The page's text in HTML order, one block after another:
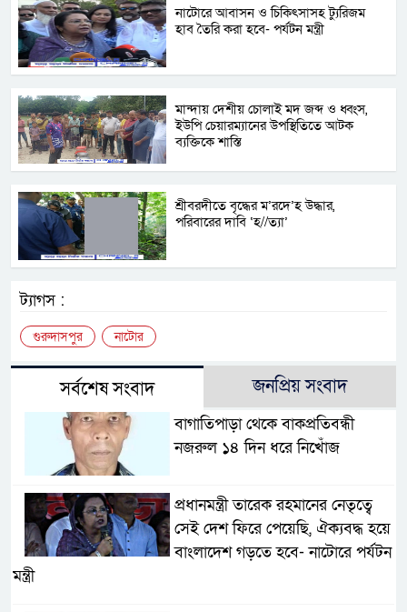
নাটোরে আবাসন ও চিকিৎসাসহ ট্যুরিজম
হাব তৈরি করা হবে- পর্যটন মন্ত্রী
মান্দায় দেশীয় চোলাই মদ জব্দ ও ধ্বংস,
ইউপি চেয়ারম্যানের উপস্থিতিতে আটক
ব্যক্তিকে শাস্তি
শ্রীবরদীতে বৃদ্ধের ম’রদে’হ উদ্ধার,
পরিবারের দাবি ‘হ//ত্যা’
ট্যাগস :
গুরুদাসপুর নাটোর
সর্বশেষ সংবাদ জনপ্রিয় সংবাদ
বাগাতিপাড়া থেকে বাকপ্রতিবন্ধী
নজরুল ১৪ দিন ধরে নিখোঁজ
প্রধানমন্ত্রী তারেক রহমানের নেতৃত্বে
সেই দেশ ফিরে পেয়েছি, ঐক্যবদ্ধ হয়ে
বাংলাদেশ গড়তে হবে- নাটোরে পর্যটন
মন্ত্রী